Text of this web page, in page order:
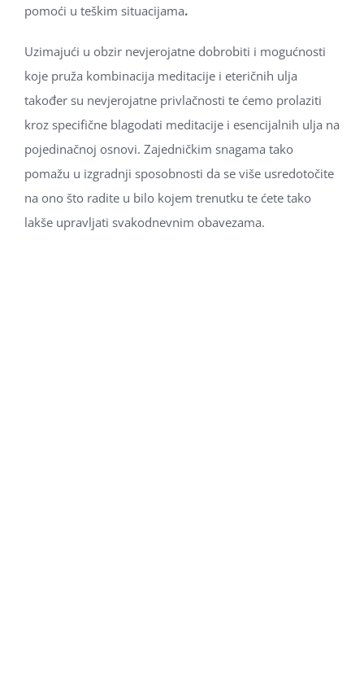
pomoći u teškim situacijama.
Uzimajući u obzir nevjerojatne dobrobiti i mogućnosti
koje pruža kombinacija meditacije i eteričnih ulja
također su nevjerojatne privlačnosti te ćemo prolaziti
kroz specifične blagodati meditacije i esencijalnih ulja na
pojedinačnoj osnovi. Zajedničkim snagama tako
pomažu u izgradnji sposobnosti da se više usredotočite
na ono što radite u bilo kojem trenutku te ćete tako
lakše upravljati svakodnevnim obavezama.